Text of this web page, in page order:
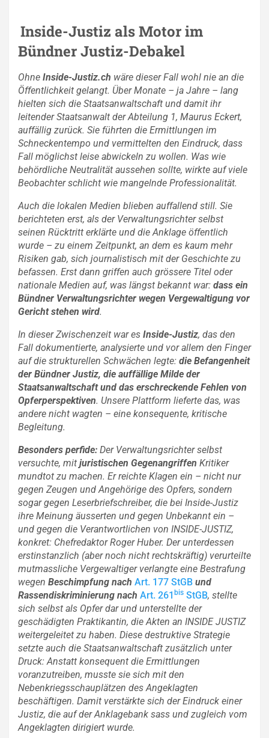
Inside-Justiz als Motor im
Bündner Justiz-Debakel
Ohne Inside-Justiz.ch wäre dieser Fall wohl nie an die
Öffentlichkeit gelangt. Über Monate – ja Jahre – lang
hielten sich die Staatsanwaltschaft und damit ihr
leitender Staatsanwalt der Abteilung 1, Maurus Eckert,
auffällig zurück. Sie führten die Ermittlungen im
Schneckentempo und vermittelten den Eindruck, dass
Fall möglichst leise abwickeln zu wollen. Was wie
behördliche Neutralität aussehen sollte, wirkte auf viele
Beobachter schlicht wie mangelnde Professionalität.
Auch die lokalen Medien blieben auffallend still. Sie
berichteten erst, als der Verwaltungsrichter selbst
seinen Rücktritt erklärte und die Anklage öffentlich
wurde – zu einem Zeitpunkt, an dem es kaum mehr
Risiken gab, sich journalistisch mit der Geschichte zu
befassen. Erst dann griffen auch grössere Titel oder
nationale Medien auf, was längst bekannt war: dass ein
Bündner Verwaltungsrichter wegen Vergewaltigung vor
Gericht stehen wird.
In dieser Zwischenzeit war es Inside-Justiz, das den
Fall dokumentierte, analysierte und vor allem den Finger
auf die strukturellen Schwächen legte: die Befangenheit
der Bündner Justiz, die auffällige Milde der
Staatsanwaltschaft und das erschreckende Fehlen von
Opferperspektiven. Unsere Plattform lieferte das, was
andere nicht wagten – eine konsequente, kritische
Begleitung.
Besonders perfide: Der Verwaltungsrichter selbst
versuchte, mit juristischen Gegenangriffen Kritiker
mundtot zu machen. Er reichte Klagen ein – nicht nur
gegen Zeugen und Angehörige des Opfers, sondern
sogar gegen Leserbriefschreiber, die bei Inside-Justiz
ihre Meinung äusserten und gegen Unbekannt ein –
und gegen die Verantwortlichen von INSIDE-JUSTIZ,
konkret: Chefredaktor Roger Huber. Der unterdessen
erstinstanzlich (aber noch nicht rechtskräftig) verurteilte
mutmassliche Vergewaltiger verlangte eine Bestrafung
wegen Beschimpfung nach Art. 177 StGB und
Rassendiskriminierung nach Art. 261 bis StGB, stellte
sich selbst als Opfer dar und unterstellte der
geschädigten Praktikantin, die Akten an INSIDE JUSTIZ
weitergeleitet zu haben. Diese destruktive Strategie
setzte auch die Staatsanwaltschaft zusätzlich unter
Druck: Anstatt konsequent die Ermittlungen
voranzutreiben, musste sie sich mit den
Nebenkriegsschauplätzen des Angeklagten
beschäftigen. Damit verstärkte sich der Eindruck einer
Justiz, die auf der Anklagebank sass und zugleich vom
Angeklagten dirigiert wurde.